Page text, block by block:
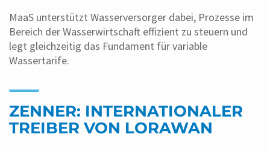
MaaS unterstützt Wasserversorger dabei, Prozesse im
Bereich der Wasserwirtschaft effizient zu steuern und
legt gleichzeitig das Fundament für variable
Wassertarife.
ZENNER: INTERNATIONALER
TREIBER VON LORAWAN